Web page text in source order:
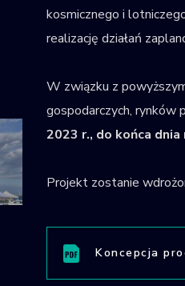
kosmicznego i
realizację działań
W związku z
gospodarczych, rynków
2023 r., do końca dnia
Projekt zostanie
Koncepcja